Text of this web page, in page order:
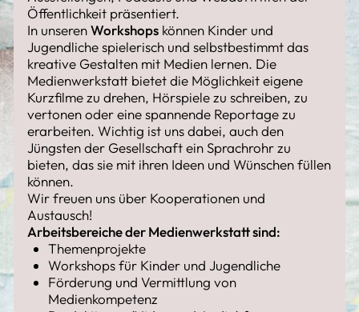
Öffentlichkeit präsentiert.
In unserenWorkshops können Kinder und
Jugendliche spielerisch und selbstbestimmt das
kreative Gestalten mit Medien lernen. Die
Medienwerkstatt bietet die Möglichkeit eigene
Kurzfilme zu drehen, Hörspiele zu schreiben, zu
vertonen oder eine spannende Reportage zu
erarbeiten. Wichtig ist uns dabei, auch den
Jüngsten der Gesellschaft ein Sprachrohr zu
bieten, das sie mit ihren Ideen und Wünschen füllen
können.
Wir freuen uns über Kooperationen und
Austausch!
Arbeitsbereiche der Medienwerkstatt sind:
Themenprojekte
Workshops für Kinder und Jugendliche
Förderung und Vermittlung von
Medienkompetenz